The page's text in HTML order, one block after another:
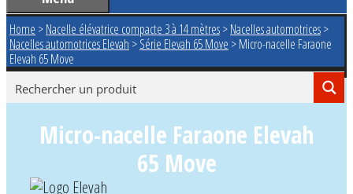
Home >Nacelle élévatrice compacte 3 à 14 mètres>Nacelles automotrices>
Nacelles automotrices Elevah >Série Elevah 65 Move >Micro-nacelle Faraone
Elevah 65 Move
Micro-nacelle Faraone Elevah
65 Move